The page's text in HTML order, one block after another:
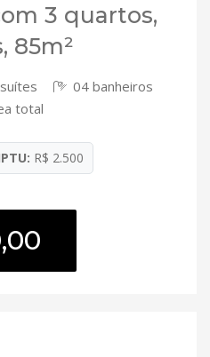
3 quartos,
85m²
04 banheiros
total
R$ 2.500